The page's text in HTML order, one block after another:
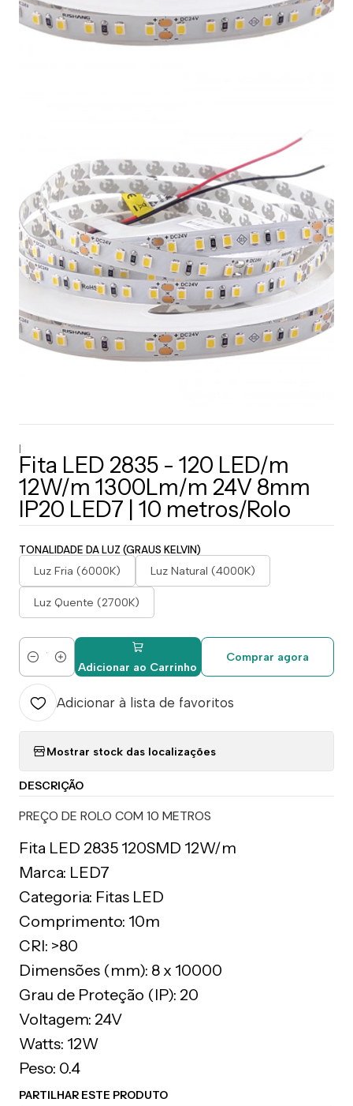
|
Fita LED 2835 - 120 LED/m
12W/m 1300Lm/m 24V 8mm
IP20 LED7 | 10 metros/Rolo
TONALIDADE DA LUZ (GRAUS KELVIN)
Luz Fria (6000K) Luz Natural (4000K)
Luz Quente (2700K)
QuantidadeAdicionar ao Carrinho
Comprar agora
Adicionar à lista de favoritos
Mostrar stock das localizações
DESCRIÇÃO
PREÇO DE ROLO COM 10 METROS
Fita LED 2835 120SMD 12W/m
Marca: LED7
Categoria: Fitas LED
Comprimento: 10m
CRI: >80
Dimensões (mm): 8 x 10000
Grau de Proteção (IP): 20
Voltagem: 24V
Watts: 12W
Peso: 0.4
PARTILHAR ESTE PRODUTO